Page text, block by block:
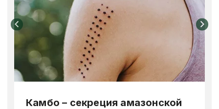
Камбо – секреция амазонской